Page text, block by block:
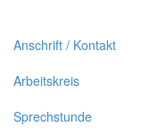
Anschrift / Kontakt
Arbeitskreis
Sprechstunde